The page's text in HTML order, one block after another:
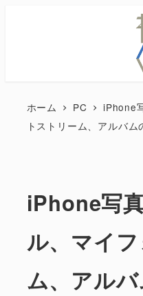
ホーム PC
iPhone
トストリーム、アルバム
iPhone写
ル、マイ
ム、アル